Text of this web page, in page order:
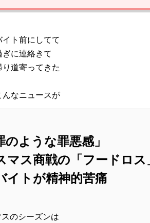
ト前にしてて
に連絡きて
道寄ってきた
なニュースが
のような罪悪感」
マス商戦の「フードロス
イトが精神的苦痛
のシーズンは